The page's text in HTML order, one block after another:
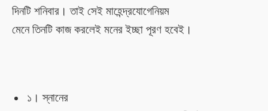
দিনটি শনিবার। তাই সেই মাহেন্দ্রযোগেনিয়ম
মেনেতিনটি কাজ করলেই মনের ইচ্ছা পূরণ হবেই।
১। স্নানের